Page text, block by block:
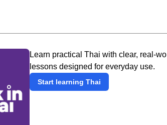
Learn practical Thai with clear, real-
lessons designed for everyday use.
Start learning Thai